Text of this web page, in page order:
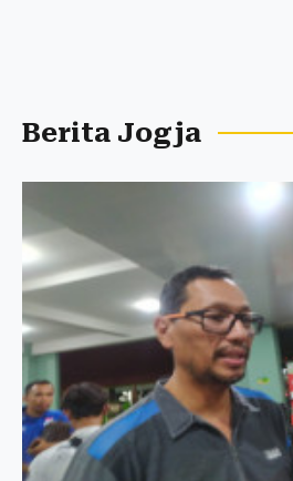
Berita Jogja